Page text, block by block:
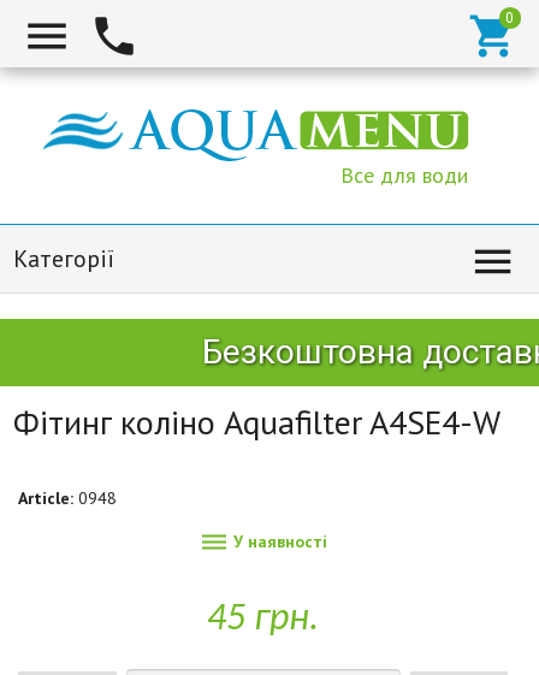
  
Все для води
Категорії 
Безкоштовна
Фітинг коліно Aquafilter A4SE4-W
Article: 0948
 У наявності
45 грн.